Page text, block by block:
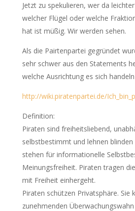
Jetzt zu spekulieren, wer da
welcher Flügel oder welche
hat ist müßig. Wir werden sehen.
Als die Pairtenpartei gegründet
sehr schwer aus den Statements
welche Ausrichtung es sich
http://wiki.piratenpartei.de/
Definition:
Piraten sind freiheitsliebend,
selbstbestimmt und lehnen blinden
stehen für informationelle
Meinungsfreiheit. Piraten tragen
mit Freiheit einhergeht.
Piraten schützen Privatsphäre. Sie
zunehmenden